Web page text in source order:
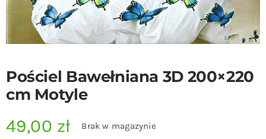
Pościel Bawełniana 3D 200×220
cm Motyle
49,00 zł Brak w magazynie